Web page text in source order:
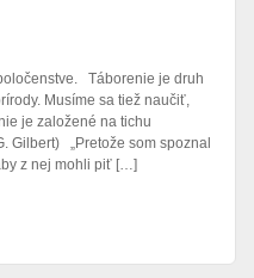
Táborenie je druh
Musíme sa tiež naučiť,
je založené na tichu
Gilbert) „Pretože som spoznal
z nej mohli piť […]